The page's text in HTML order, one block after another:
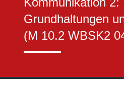
Grundhaltungen
(M 10.2 WBSK2